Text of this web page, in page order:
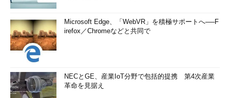
Microsoft Edge、「WebVR」を積極サポートへ──F
irefox／Chromeなどと共同で
NECとGE、産業IoT分野で包括的提携 第4次産業
革命を見据え